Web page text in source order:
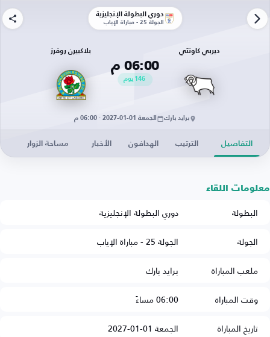
دوري البطولة الإنجليزية
الجولة 25 - مباراة الإياب
ديربي كاونتي
06:00 م
146 يوم
بلاكبيرن روفرز
برايد بارك الجمعة 01-01-2027 · 06:00 م
التفاصيل الترتيب الهدافون الأخبار مساحة الزوار
معلومات اللقاء
البطولة
دوري البطولة الإنجليزية
الجولة
الجولة 25 - مباراة الإياب
ملعب المباراة
برايد بارك
وقت المباراة
06:00 مساءً
تاريخ المباراة
الجمعة 01-01-2027